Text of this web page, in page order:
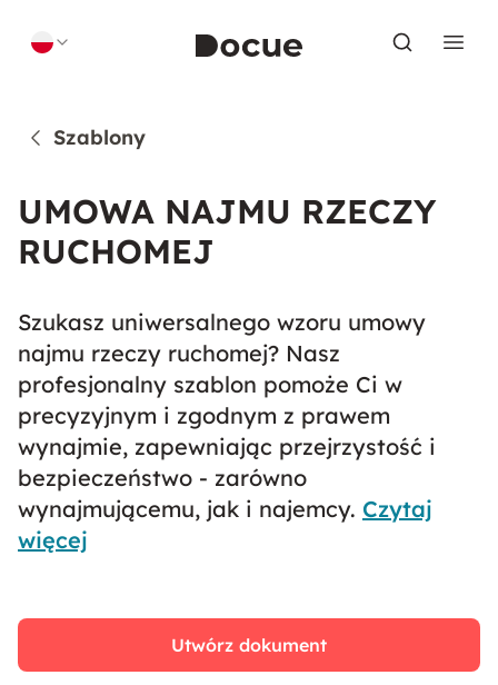
Szablony
UMOWA NAJMU RZECZY
RUCHOMEJ
Szukasz uniwersalnego wzoru umowy
najmu rzeczy ruchomej? Nasz
profesjonalny szablon pomoże Ci w
precyzyjnym i zgodnym z prawem
wynajmie, zapewniając przejrzystość i
bezpieczeństwo - zarówno
wynajmującemu, jak i najemcy. Czytaj
więcej
Utwórz dokument